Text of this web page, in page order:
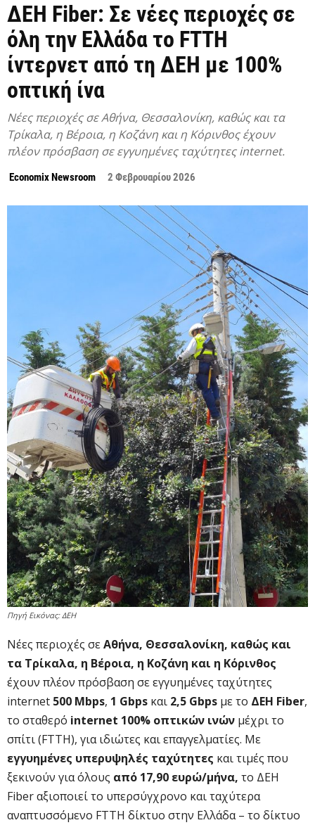
ΔΕΗ Fiber: Σε νέες περιοχές σε
όλη την Ελλάδα το FTTH
ίντερνετ από τη ΔΕΗ με 100%
οπτική ίνα
Νέες περιοχές σε Αθήνα, Θεσσαλονίκη, καθώς και τα
Τρίκαλα, η Βέροια, η Κοζάνη και η Κόρινθος έχουν
πλέον πρόσβαση σε εγγυημένες ταχύτητες internet.
Economix Newsroom 2 Φεβρουαρίου 2026
Πηγή Εικόνας: ΔΕΗ
Νέες περιοχές σεΑθήνα, Θεσσαλονίκη, καθώς και
τα Τρίκαλα, η Βέροια, η Κοζάνη και η Κόρινθος
έχουν πλέον πρόσβαση σε εγγυημένες ταχύτητες
internet 500 Mbps, 1 Gbps και 2,5 Gbps με το ΔΕΗ Fiber,
το σταθερό internet 100% οπτικών ινών μέχρι το
σπίτι (FTTH), για ιδιώτες και επαγγελματίες. Με
εγγυημένες υπερυψηλές ταχύτητες και τιμές που
ξεκινούν για όλους από 17,90 ευρώ/μήνα, το ΔΕΗ
Fiber αξιοποιεί το υπερσύγχρονο και ταχύτερα
αναπτυσσόμενο FTTH δίκτυο στην Ελλάδα – το δίκτυο